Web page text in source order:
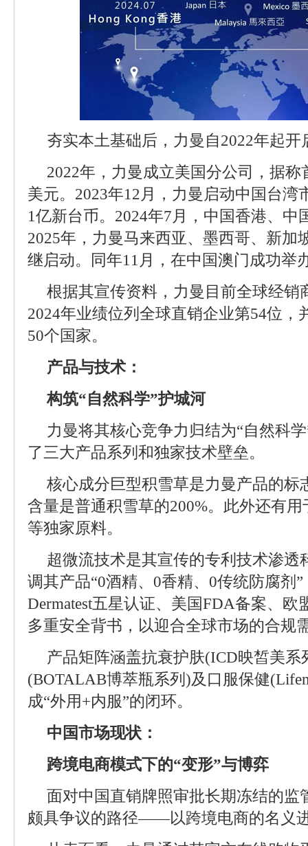
夯实本土基础后，力曼自2022年起
2022年，力曼成立美国分公司，据称
美元。2023年12月，力曼启动中国台湾
1亿新台币。2024年7月，中国香港、中
2025年，力曼马来西亚、墨西哥、新加
继启动。同年11月，在中国澳门成功举
根据其宣传资料，力曼目前全球经销
2024年业绩位列全球直销企业第54位，
50个国家。
产品与技术：
构筑“自然科学”护城河
力曼将其核心竞争力归结为“自然科
了三大产品系列和独家技术壁垒。
核心成分巨型积雪草是力曼产品的标
含量是普通积雪草的200%。此外还有
等独家原料。
超微流技术是其宣传的专利技术渗透
调其产品“0酒精、0香精、0传统防腐剂
Dermatest五星认证、美国FDA备案、欧
多重安全背书，以迎合全球市场的合规
产品矩阵涵盖抗衰护肤(ICD映皙美系
(BOTALAB博萃瓶系列)及口服保健
成“外用+内服”的闭环。
中国市场现状：
跨境电商模式下的“变形”与博弈
面对中国直销牌照审批长期冻结的监
颇具争议的路径——以跨境电商的名义